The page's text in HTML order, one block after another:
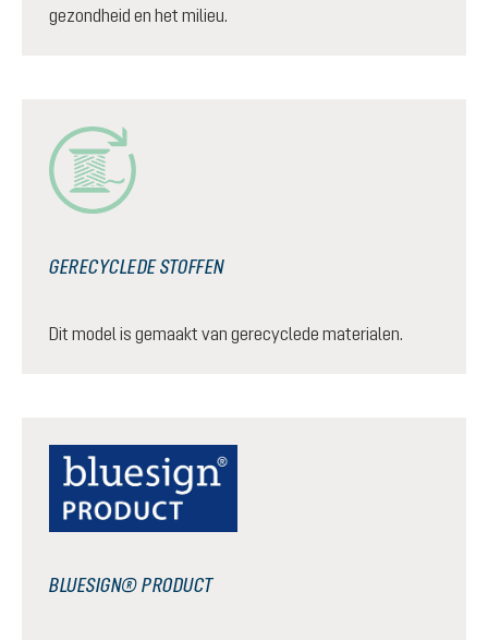
gezondheid en het milieu.
GERECYCLEDE STOFFEN
Dit model is gemaakt van gerecyclede materialen.
BLUESIGN® PRODUCT